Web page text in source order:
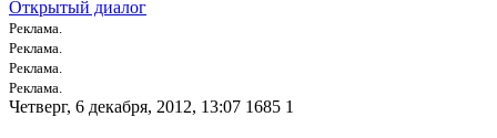
Открытый диалог
Реклама.
Реклама.
Реклама.
Реклама.
Четверг, 6 декабря, 2012, 13:07 1685 1